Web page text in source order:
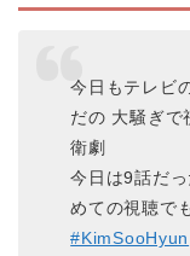
今日もテレビ
だの 大騒ぎで
衛劇
今日は9話だ
めての視聴で
#KimSooHyun